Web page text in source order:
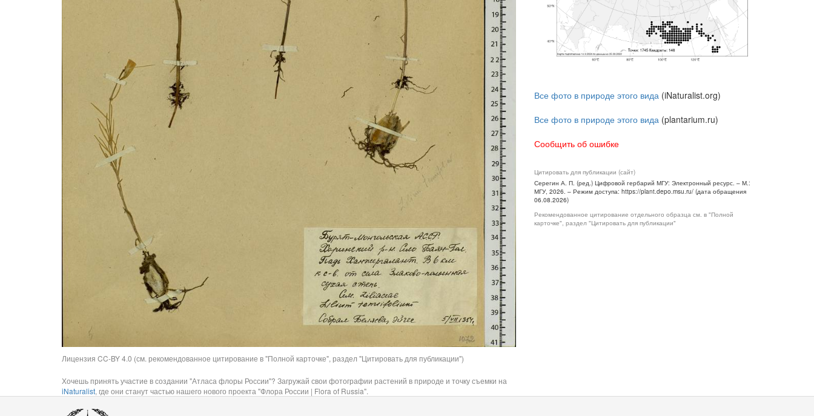
Лицензия CC-BY 4.0 (см. рекомендованное цитирование в "Полной карточке", раздел "Цитировать для публикации")
Хочешь принять участие в создании "Атласа флоры России"? Загружай свои фотографии растений в природе и точку съемки на
iNaturalist, где они станут частью нашего нового проекта "Флора России | Flora of Russia".
Все фото в природе этого вида (iNaturalist.org)
Все фото в природе этого вида (plantarium.ru)
Сообщить об ошибке
Цитировать для публикации (сайт)
Серегин А. П. (ред.) Цифровой гербарий МГУ: Электронный ресурс. – М.:
МГУ, 2026. – Режим доступа: https://plant.depo.msu.ru/ (дата обращения
06.08.2026)
Рекомендованное цитирование отдельного образца см. в "Полной
карточке", раздел "Цитировать для публикации"